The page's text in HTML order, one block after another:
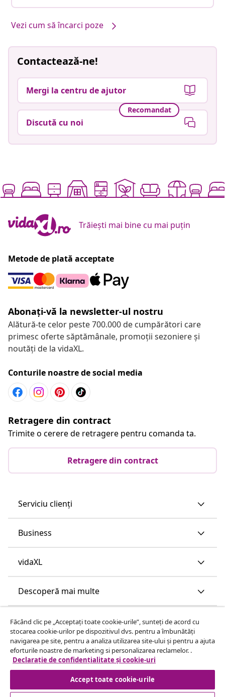
Vezi cum să încarci poze
Contactează-ne!
Mergi la centru de ajutor
Recomandat
Discută cu noi
Trăiești mai bine cu mai puțin
Metode de plată acceptate
Abonați-vă la newsletter-ul nostru
Alătură-te celor peste 700.000 de cumpărători care
primesc oferte săptămânale, promoții sezoniere și
noutăți de la vidaXL.
Conturile noastre de social media
Retragere din contract
Trimite o cerere de retragere pentru comanda ta.
Retragere din contract
Serviciu clienți
Business
vidaXL
Descoperă mai multe
Făcând clic pe „Acceptați toate cookie-urile”, sunteți de acord cu
stocarea cookie-urilor pe dispozitivul dvs. pentru a îmbunătăți
navigarea pe site, pentru a analiza utilizarea site-ului și pentru a ajuta
eforturile noastre de marketing si personalizarea reclamelor. .
Declarație de confidențialitate și cookie-uri
Accept toate cookie-urile